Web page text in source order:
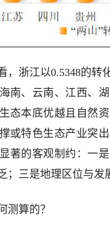
，浙江以0.5348的
南、云南、江西、
态本底优越且自然
或特色生态产业突
著的客观制约：一
；三是地理区位与发
测算的？